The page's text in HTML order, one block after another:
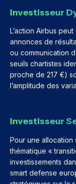
Investisseur
L’action Airbus
annonces de
ou communication
seuils chartistes
proche de 217 €)
l’amplitude des
Investisseur
Pour une allocation
thématique «
investissements
smart defense